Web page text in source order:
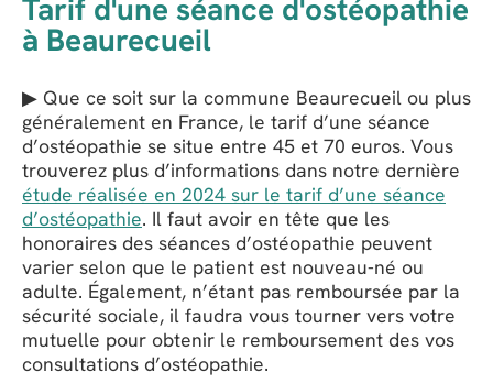
Tarif d'une séance d'ostéopathie
à Beaurecueil
▶ Que ce soit sur la commune Beaurecueil ou plus
généralement en France, le tarif d’une séance
d’ostéopathie se situe entre 45 et 70 euros. Vous
trouverez plus d’informations dans notre dernière
étude réalisée en 2024 sur le tarif d’une séance
d’ostéopathie. Il faut avoir en tête que les
honoraires des séances d’ostéopathie peuvent
varier selon que le patient est nouveau-né ou
adulte. Également, n’étant pas remboursée par la
sécurité sociale, il faudra vous tourner vers votre
mutuelle pour obtenir le remboursement des vos
consultations d’ostéopathie.